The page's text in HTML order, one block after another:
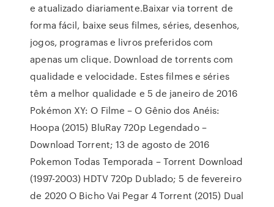
e atualizado diariamente.Baixar via torrent de
forma fácil, baixe seus filmes, séries, desenhos,
jogos, programas e livros preferidos com
apenas um clique. Download de torrents com
qualidade e velocidade. Estes filmes e séries
têm a melhor qualidade e 5 de janeiro de 2016
Pokémon XY: O Filme – O Gênio dos Anéis:
Hoopa (2015) BluRay 720p Legendado –
Download Torrent; 13 de agosto de 2016
Pokemon Todas Temporada – Torrent Download
(1997-2003) HDTV 720p Dublado; 5 de fevereiro
de 2020 O Bicho Vai Pegar 4 Torrent (2015) Dual